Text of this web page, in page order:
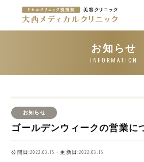
お知らせ
ゴールデンウィークの営業に
公開日:2022.03.15・更新日:2022.03.15